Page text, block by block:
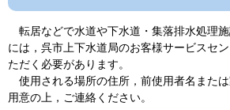
転居などで水道や下水道・集落排水処理
には，呉市上下水道局のお客様サービスセ
ただく必要があります。
使用される場所の住所，前使用者名また
用意の上，ご連絡ください。